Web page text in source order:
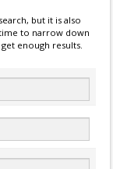
but it is also
to narrow down
enough results.